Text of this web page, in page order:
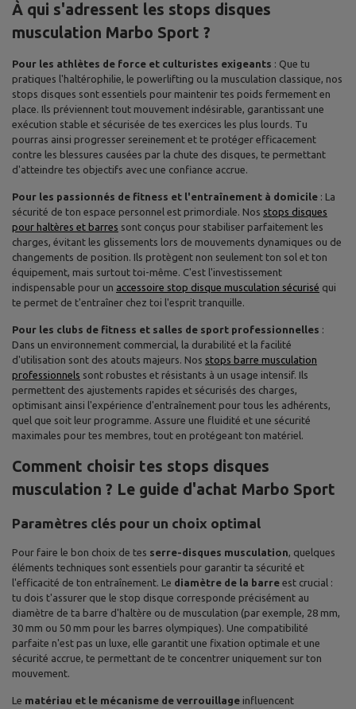
À qui s'adressent les stops disques
musculation Marbo Sport ?
Pour les athlètes de force et culturistes exigeants : Que tu
pratiques l'haltérophilie, le powerlifting ou la musculation classique, nos
stops disques sont essentiels pour maintenir tes poids fermement en
place. Ils préviennent tout mouvement indésirable, garantissant une
exécution stable et sécurisée de tes exercices les plus lourds. Tu
pourras ainsi progresser sereinement et te protéger efficacement
contre les blessures causées par la chute des disques, te permettant
d'atteindre tes objectifs avec une confiance accrue.
Pour les passionnés de fitness et l'entraînement à domicile : La
sécurité de ton espace personnel est primordiale. Nos stops disques
pour haltères et barres sont conçus pour stabiliser parfaitement les
charges, évitant les glissements lors de mouvements dynamiques ou de
changements de position. Ils protègent non seulement ton sol et ton
équipement, mais surtout toi-même. C'est l'investissement
indispensable pour un accessoire stop disque musculation sécurisé qui
te permet de t'entraîner chez toi l'esprit tranquille.
Pour les clubs de fitness et salles de sport professionnelles :
Dans un environnement commercial, la durabilité et la facilité
d'utilisation sont des atouts majeurs. Nos stops barre musculation
professionnels sont robustes et résistants à un usage intensif. Ils
permettent des ajustements rapides et sécurisés des charges,
optimisant ainsi l'expérience d'entraînement pour tous les adhérents,
quel que soit leur programme. Assure une fluidité et une sécurité
maximales pour tes membres, tout en protégeant ton matériel.
Comment choisir tes stops disques
musculation ? Le guide d'achat Marbo Sport
Paramètres clés pour un choix optimal
Pour faire le bon choix de tes serre-disques musculation, quelques
éléments techniques sont essentiels pour garantir ta sécurité et
l'efficacité de ton entraînement. Le diamètre de la barre est crucial :
tu dois t'assurer que le stop disque corresponde précisément au
diamètre de ta barre d'haltère ou de musculation (par exemple, 28 mm,
30 mm ou 50 mm pour les barres olympiques). Une compatibilité
parfaite n'est pas un luxe, elle garantit une fixation optimale et une
sécurité accrue, te permettant de te concentrer uniquement sur ton
mouvement.
Le matériau et le mécanisme de verrouillage influencent